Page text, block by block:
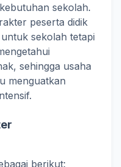
sekolah.
peserta didik
sekolah tetapi
sehingga usaha
menguatkan
berikut: